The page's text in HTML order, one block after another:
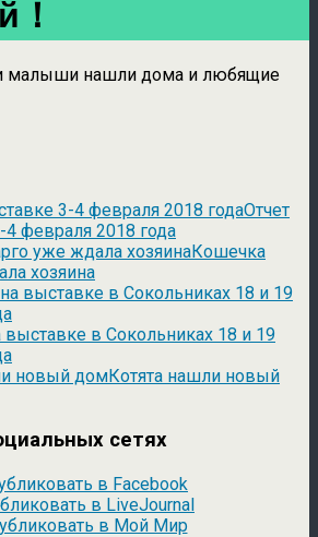
малыши нашли дома и любящие
Отчет
февраля 2018 года
Кошечка
хозяина
в Сокольниках 18 и 19
Котята нашли новый
сетях